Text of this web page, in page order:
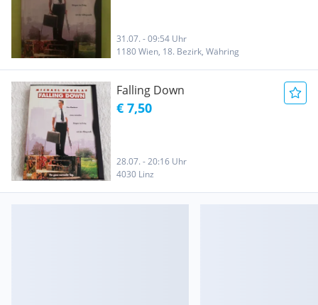
31.07. - 09:54 Uhr
1180 Wien, 18. Bezirk, Währing
Falling Down
€ 7,50
28.07. - 20:16 Uhr
4030 Linz